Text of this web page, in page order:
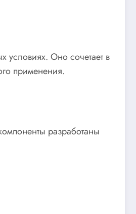
Оно сочетает в
применения.
разработаны